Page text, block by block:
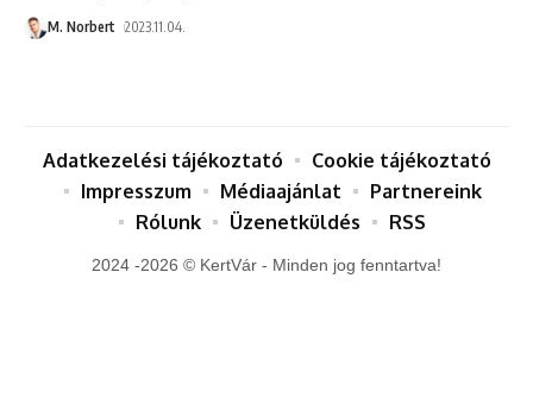
M. Norbert 2023.11.04.
2024 -2026 © KertVár - Minden jog fenntartva!
Adatkezelési tájékoztató
Cookie tájékoztató
Impresszum
Médiaajánlat
Partnereink
Rólunk
Üzenetküldés RSS